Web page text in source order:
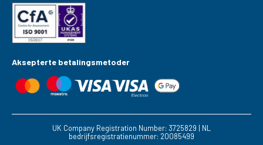
Aksepterte betalingsmetoder
UK Company Registration Number: 3725829 | NL
bedrijfsregistratienummer: 20085499